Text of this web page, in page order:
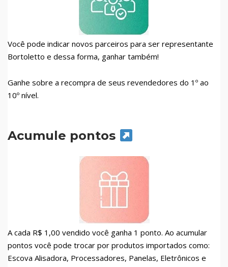
Você pode indicar novos parceiros para ser representante
Bortoletto e dessa forma, ganhar também!
Ganhe sobre a recompra de seus revendedores do 1º ao
10º nível.
Acumule pontos
A cada R$ 1,00 vendido você ganha 1 ponto. Ao acumular
pontos você pode trocar por produtos importados como:
Escova Alisadora, Processadores, Panelas, Eletrônicos e